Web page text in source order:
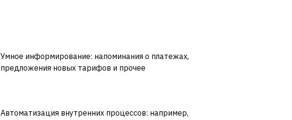
Умное информирование: напоминания о платежах,
предложения новых тарифов и прочее
Автоматизация внутренних процессов: например,